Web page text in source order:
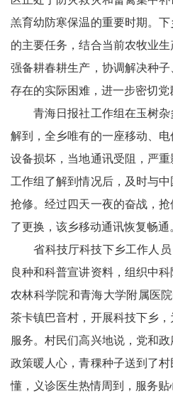
羔育幼防寒保温的重要时期。
的主要任务，结合当前农牧业
强备耕春耕生产，协调解决种
存在的实际困难，进一步密切党
青海日报社工作组在玉树杂
解到，全乡唯有的一座移动、
设备损坏，当地通讯受阻，严重
工作组了解到情况后，及时与
抢修。经过四天一夜的奋战，
了更换，该乡移动通讯恢复畅通
省科技厅科技下乡工作人员
良种和科普宣讲资料，组织中
农林科学院和青海大学附属医
茶卡镇巴音村，开展科技下乡
服务。村民们高兴地说，党和
政策暖人心，青稞种子送到了
懂，义诊医生热情周到，服务贴